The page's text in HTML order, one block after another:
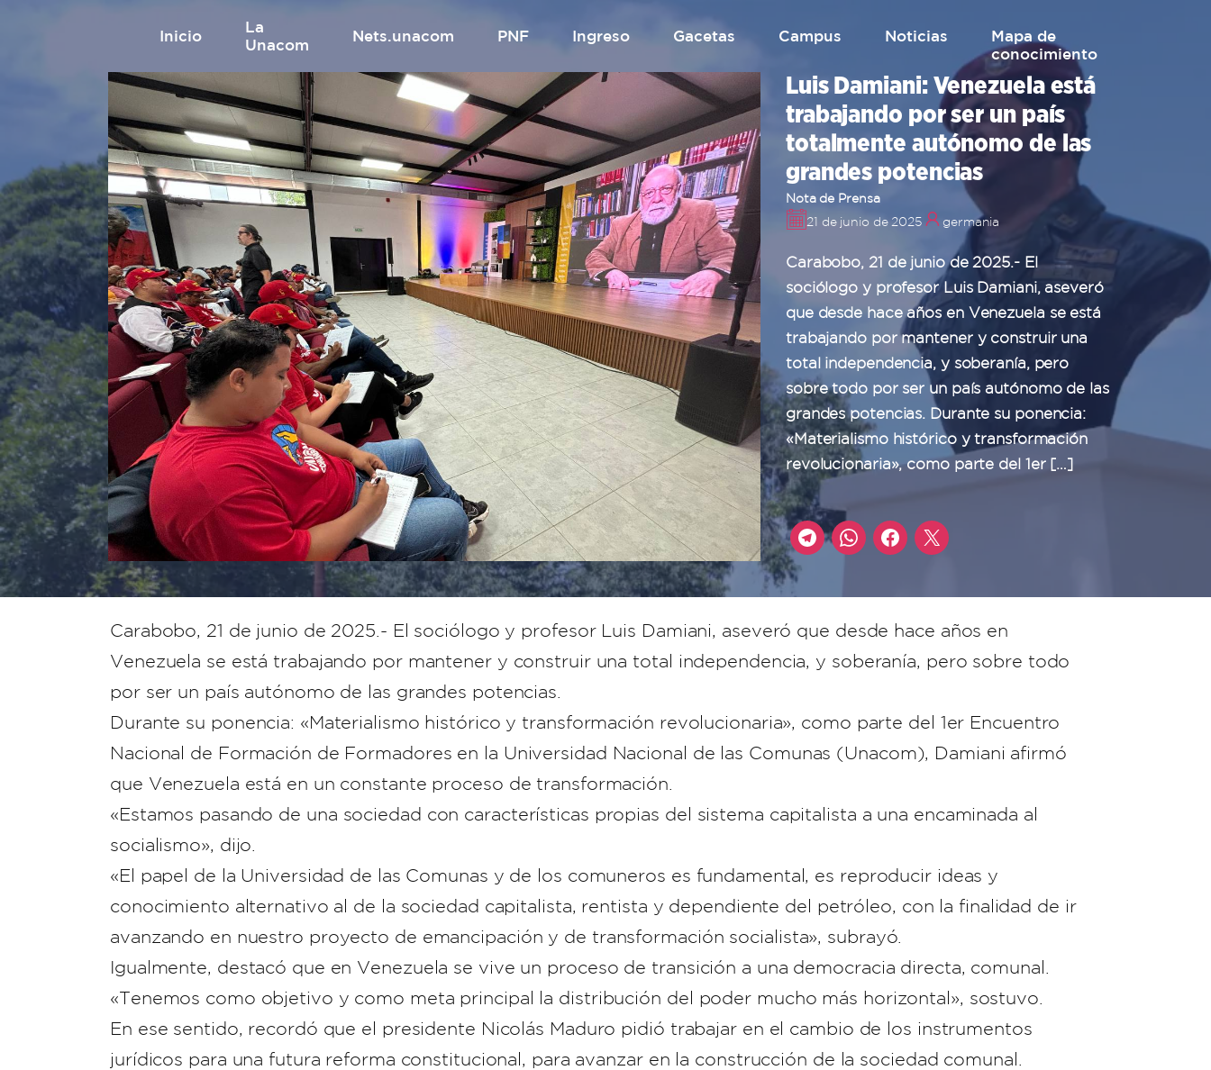
inicio
La
Unacom
nets.unacom PNF Ingreso gacetas Campus Noticias
mapa de
conocimiento
Luis Damiani: Venezuela está
trabajando por ser un país
totalmente autónomo de las
grandes potencias
Nota de Prensa
21 de junio de 2025
germania
Carabobo, 21 de junio de 2025.- El
sociólogo y profesor Luis Damiani, aseveró
que desde hace años en Venezuela se está
trabajando por mantener y construir una
total independencia, y soberanía, pero
sobre todo por ser un país autónomo de las
grandes potencias. Durante su ponencia:
«Materialismo histórico y transformación
revolucionaria», como parte del 1er […]
Carabobo, 21 de junio de 2025.- El sociólogo y profesor Luis Damiani, aseveró que desde hace años en
Venezuela se está trabajando por mantener y construir una total independencia, y soberanía, pero sobre todo
por ser un país autónomo de las grandes potencias.
Durante su ponencia: «Materialismo histórico y transformación revolucionaria», como parte del 1er Encuentro
Nacional de Formación de Formadores en la Universidad Nacional de las Comunas (Unacom), Damiani afirmó
que Venezuela está en un constante proceso de transformación.
«Estamos pasando de una sociedad con características propias del sistema capitalista a una encaminada al
socialismo», dijo.
«El papel de la Universidad de las Comunas y de los comuneros es fundamental, es reproducir ideas y
conocimiento alternativo al de la sociedad capitalista, rentista y dependiente del petróleo, con la finalidad de ir
avanzando en nuestro proyecto de emancipación y de transformación socialista», subrayó.
Igualmente, destacó que en Venezuela se vive un proceso de transición a una democracia directa, comunal.
«Tenemos como objetivo y como meta principal la distribución del poder mucho más horizontal», sostuvo.
En ese sentido, recordó que el presidente Nicolás Maduro pidió trabajar en el cambio de los instrumentos
jurídicos para una futura reforma constitucional, para avanzar en la construcción de la sociedad comunal.